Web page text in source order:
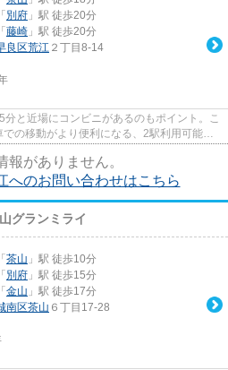
「 別府 」駅 徒歩20分
「 藤崎 」駅 徒歩20分
良区荒江 ２丁目8-14
と近場にコンビニがあるのもポイント。こ
の移動がより便利になる、2駅利用可能な
報がありません。
へのお問い合わせはこちら
グランミライ
「 茶山 」駅 徒歩10分
「 別府 」駅 徒歩15分
「 金山 」駅 徒歩17分
南区茶山 ６丁目17-28